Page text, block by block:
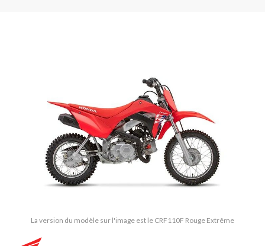
La version du modèle sur l'image est le CRF110F Rouge Extrême